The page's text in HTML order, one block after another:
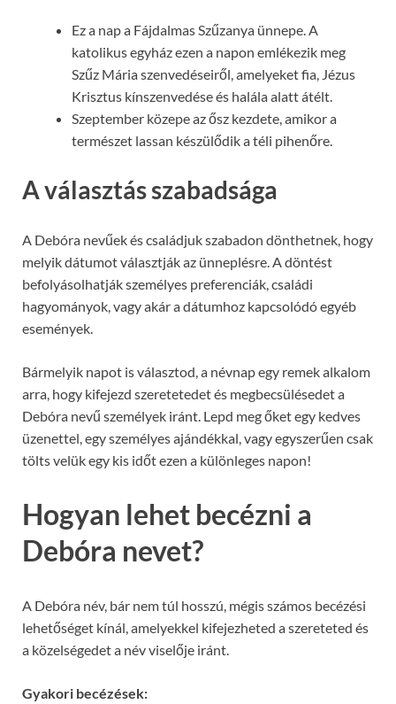
Ez a nap a Fájdalmas Szűzanya ünnepe. A
katolikus egyház ezen a napon emlékezik meg
Szűz Mária szenvedéseiről, amelyeket fia, Jézus
Krisztus kínszenvedése és halála alatt átélt.
Szeptember közepe az ősz kezdete, amikor a
természet lassan készülődik a téli pihenőre.
A választás szabadsága
A Debóra nevűek és családjuk szabadon dönthetnek, hogy
melyik dátumot választják az ünneplésre. A döntést
befolyásolhatják személyes preferenciák, családi
hagyományok, vagy akár a dátumhoz kapcsolódó egyéb
események.
Bármelyik napot is választod, a névnap egy remek alkalom
arra, hogy kifejezd szeretetedet és megbecsülésedet a
Debóra nevű személyek iránt. Lepd meg őket egy kedves
üzenettel, egy személyes ajándékkal, vagy egyszerűen csak
tölts velük egy kis időt ezen a különleges napon!
Hogyan lehet becézni a
Debóra nevet?
A Debóra név, bár nem túl hosszú, mégis számos becézési
lehetőséget kínál, amelyekkel kifejezheted a szereteted és
a közelségedet a név viselője iránt.
Gyakori becézések: